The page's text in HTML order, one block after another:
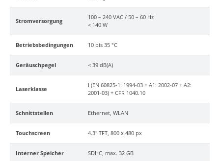
Stromversorgung
100 – 240 VAC / 50 – 60 Hz
< 140 W
Betriebsbedingungen 10 bis 35 °C
Geräuschpegel < 39 dB(A)
Laserklasse
I (EN 60825-1: 1994-03 + A1: 2002-07 + A2:
2001-03) + CFR 1040.10
Schnittstellen Ethernet, WLAN
Touchscreen 4.3" TFT, 800 x 480 px
Interner Speicher SDHC, max. 32 GB